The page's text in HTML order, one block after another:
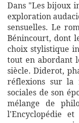
Dans "Les bijoux
exploration
sensuelles. Le
Bénincourt, dont
choix stylistique
tout en abordant
siècle. Diderot,
réflexions sur la
sociales de son
mélange de
l'Encyclopédie